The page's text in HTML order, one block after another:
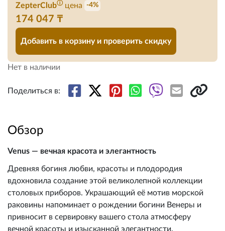
ZepterClubⓘ цена -4%
174 047 ₸
Добавить в корзину и проверить скидку
Нет в наличии
Поделиться в:
Обзор
Venus — вечная красота и элегантность
Древняя богиня любви, красоты и плодородия
вдохновила создание этой великолепной коллекции
столовых приборов. Украшающий её мотив морской
раковины напоминает о рождении богини Венеры и
привносит в сервировку вашего стола атмосферу
вечной красоты и изысканной элегантности.